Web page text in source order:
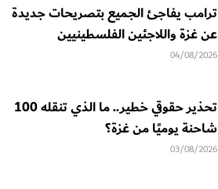
ترامب يفاجئ الجميع بتصريحات جديدة
عن غزة واللاجئين الفلسطينيين
04/08/2026
تحذير حقوقي خطير.. ما الذي تنقله 100
شاحنة يوميًا من غزة؟
03/08/2026